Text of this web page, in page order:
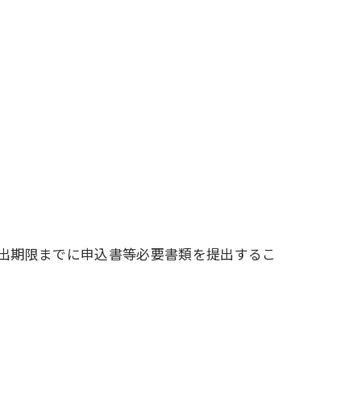
限までに申込書等必要書類を提出するこ